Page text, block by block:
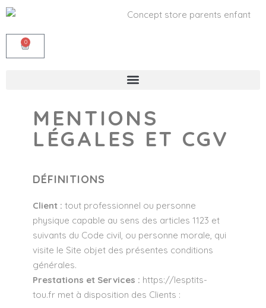
0
MENTIONS
LÉGALES ET CGV
DÉFINITIONS
Client : tout professionnel ou personne
physique capable au sens des articles 1123 et
suivants du Code civil, ou personne morale, qui
visite le Site objet des présentes conditions
générales.
Prestations et Services : https://lesptits-
tou.fr met à disposition des Clients :